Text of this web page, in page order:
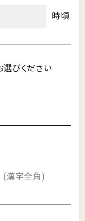
時頃
選びください
(漢字全角)